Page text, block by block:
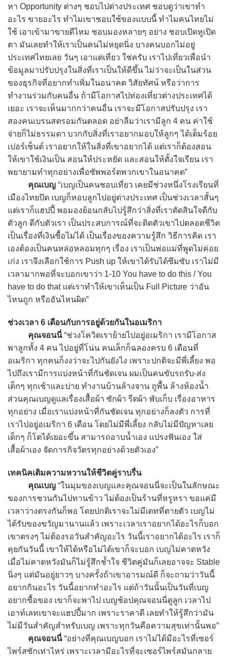
หา Opportunity ต่างๆ ชอบไปต่างประเทศ ชอบดูว่าเขาทำ
อะไร ขายอะไร ทำไมเขาชอบใช้ของแบบนี้ ทำไมคนไทยไม่
ใช้ เอาเข้ามาขายดีไหม ชอบมองหลายๆ อย่าง ชอบเปิดหูเปิด
ตา มันเลยทำให้เราเป็นคนไม่หยุดนิ่ง บางคนบอกไม่อยู่
ประเทศไทยเลย วันๆ เอาแต่เที่ยว ใช่ครับ เราไปเที่ยวเพื่อนำ
ข้อมูลมาปรับปรุงในสิ่งที่เราเป็นให้ดีขึ้น ไม่ว่าจะเป็นในส่วน
ของธุรกิจที่อยากทำเพิ่มในอนาคต วิสัยทัศน์ หรือว่าการ
ทำงานร่วมกับคนอื่น ถ้ามีโอกาสไปท่องเที่ยวต่างประเทศได้
เยอะ เราจะเห็นมากกว่าคนอื่น เราจะมีโอกาสปรับปรุง เรา
สองคนเบรนสตรอมกันตลอด อย่าลืมว่าเรามีลูก 4 คน ค่าใช้
จ่ายก็ไม่ธรรมดา บวกกับสิ่งที่เราอยากมอบให้ลูกๆ ได้เต็มร้อย
เปอร์เซ็นต์ เราอยากให้ในสิ่งที่เขาอยากได้ แต่เราก็ต้องสอน
ให้เขาใช้เงินเป็น สอนให้ประหยัด และสอนให้ตั้งใจเรียน เรา
พยายามทำทุกอย่างเพื่อซัพพอร์ตพวกเขาในอนาคต”
คุณเบญ “เบญเป็นคนชอบเที่ยว เคยมีช่วงหนึ่งโรงเรียนที่
เมืองไทยปิด เบญก็หอบลูกไปอยู่ต่างประเทศ เป็นช่วงเวลาสั้นๆ
แต่เราก็แฮปปี้ พอมองย้อนกลับไปรู้สึกว่าสิ่งที่เราตัดสินใจดีกับ
ตัวลูก ดีกับตัวเรา เป็นประสบการณ์ที่จะติดตัวเขาไปตลอดชีวิต
เป็นเรื่องที่เงินซื้อไม่ได้ เป็นเรื่องของความรู้สึก วิธีการคิด เรา
เองต้องเป็นคนหล่อหลอมทุกๆ เรื่อง เราเป็นพ่อแม่ที่พูดไม่ค่อย
เก่ง เราจึงเลือกใช้การ Push up ให้เขาได้รับได้ซึมซับ เราไม่มี
เวลามากพอที่จะบอกเขาว่า 1-10 You have to do this / You
have to do that แต่เราทำให้เขาเห็นเป็น Full Picture ว่าอัน
ไหนถูก หรืออันไหนผิด”
ช่วงเวลา 6 เดือนกับการอยู่ด้วยกันในอเมริกา
คุณจอนนี่“ช่วงโควิดเราย้ายไปอยู่อเมริกา เรามีโอกาส
พาลูกทั้ง 4 คน ไปอยู่ที่โน่น คนเล็กก็ฉลองครบ 6 เดือนที่
อเมริกา ทุกคนก็งงว่าจะไปกันยังไง เพราะปกติจะมีพี่เลี้ยง พอ
ไปถึงเรามีการแบ่งหน้าที่กันชัดเจน ผมเป็นคนขับรถรับ-ส่ง
เด็กๆ ทุกเช้าและบ่าย ทำงานบ้านล้างจาน ถูพื้น ล้างห้องน้ำ
ส่วนคุณเบญดูแลเรื่องเสื้อผ้า ซักผ้า รีดผ้า พับเก็บ เรื่องอาหาร
ทุกอย่าง เมื่อเราแบ่งหน้าที่กันชัดเจน ทุกอย่างก็ลงตัว การที่
เราไปอยู่อเมริกา 6 เดือน โดยไม่มีพี่เลี้ยง กลับไม่มีปัญหาเลย
เด็กๆ ก็โตได้เยอะขึ้น สามารถอาบน้ำเอง แปรงฟันเอง ใส่
เสื้อผ้าเอง จัดการกิจวัตรทุกอย่างด้วยตัวเอง”
เทคนิคเติมความหวานให้ชีวิตคู่ราบรื่น
คุณเบญ “ในมุมของเบญและคุณจอนนี่จะเป็นในลักษณะ
ของการชวนกันไปทานข้าว ไม่ต้องเป็นร้านที่หรูหรา ขอแค่มี
เวลาว่างตรงกันก็พอ โดยปกติเราจะไม่มีเดทที่ตายตัว เบญไม่
ได้รับของขวัญมานานแล้ว เพราะเวลาเราอยากได้อะไรก็บอก
เขาตรงๆ ไม่ต้องรอวันสำคัญอะไร วันนี้เราอยากได้อะไร เราก็
คุยกันวันนี้ เขาให้ได้หรือไม่ได้เขาก็จะบอก เบญไม่คาดหวัง
เมื่อไม่คาดหวังมันก็ไม่รู้สึกช้ำใจ ชีวิตคู่มันก็เลยอาจจะ Stable
นิ่งๆ แต่มันอยู่ยาวๆ บางครั้งถ้าเขาอารมณ์ดี ก็จะถามว่าวันนี้
อยากกินอะไร วันนี้อยากทำอะไร แต่ถ้าวันนั้นเป็นวันที่เบญ
อยากซื้อของ เขาก็จะพาไป เบญช้อปคุณจอนนี่ดูลูก เวลาไป
เอาท์เลทเขาจะแฮปปี้มาก เพราะราคาดี เลยทำให้รู้สึกว่ามัน
ไม่มีวันสำคัญสำหรับเบญ เพราะทุกวันคือความสุขเท่านั้นพอ”
คุณจอนนี่“อย่างที่คุณเบญบอก เราไม่ได้มีอะไรที่เซอร์
ไพร์สซักเท่าไหร่ เพราะเวลามีอะไรที่จะเซอร์ไพร์สมันกลาย